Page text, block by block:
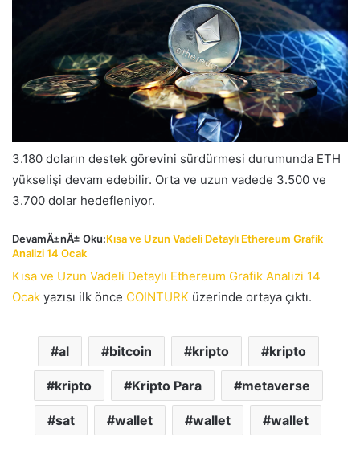
3.180 doların destek görevini sürdürmesi durumunda ETH
yükselişi devam edebilir. Orta ve uzun vadede 3.500 ve
3.700 dolar hedefleniyor.
DevamÄ±nÄ± Oku:Kısa ve Uzun Vadeli Detaylı Ethereum Grafik
Analizi 14 Ocak
Kısa ve Uzun Vadeli Detaylı Ethereum Grafik Analizi 14
Ocak yazısı ilk önce COINTURK üzerinde ortaya çıktı.
al bitcoin kripto kripto
kripto Kripto Para metaverse
sat wallet wallet wallet